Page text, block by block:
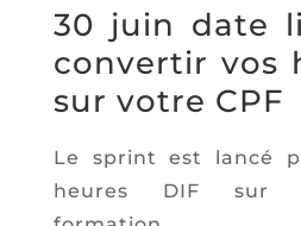
30 juin date
convertir vos
sur votre CPF
Le sprint est lancé
heures DIF sur